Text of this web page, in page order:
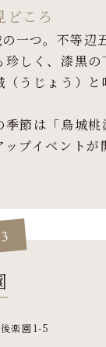
どころ
一つ。不等辺
珍しく、漆黒の
（うじょう）と
季節は「烏城
プイベントが
楽園1-5